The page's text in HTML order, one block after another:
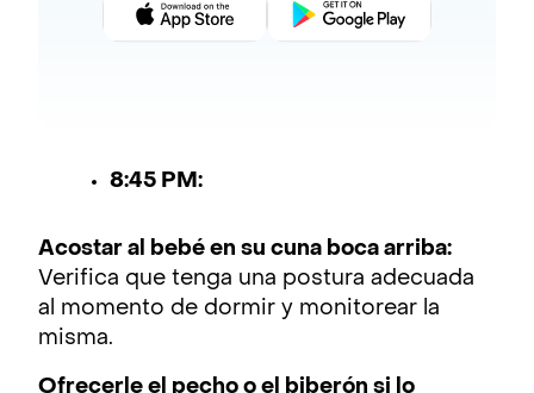
8:45 PM:
Acostar al bebé en su cuna boca arriba:
Verifica que tenga una postura adecuada
al momento de dormir y monitorear la
misma.
Ofrecerle el pecho o el biberón si lo